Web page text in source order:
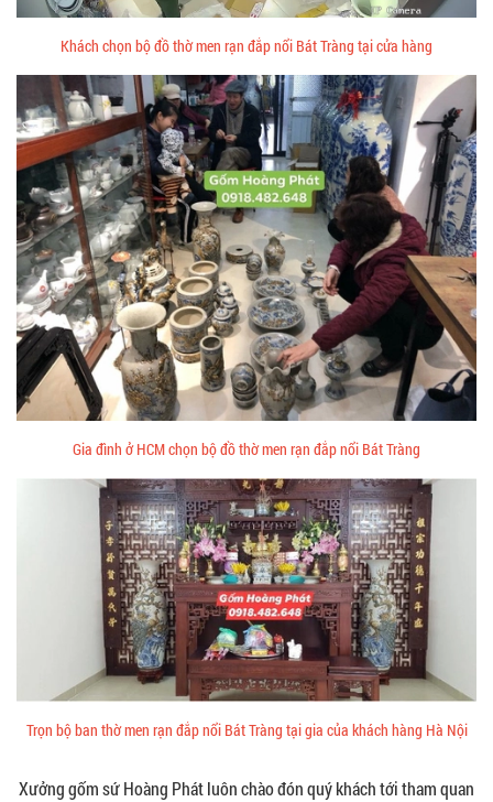
Khách chọn bộ đồ thờ men rạn đắp nổi Bát Tràng tại cửa hàng
Gia đình ở HCM chọn bộ đồ thờ men rạn đắp nổi Bát Tràng
Trọn bộ ban thờ men rạn đắp nổi Bát Tràng tại gia của khách hàng Hà Nội
Xưởng gốm sứ Hoàng Phát luôn chào đón quý khách tới tham quan